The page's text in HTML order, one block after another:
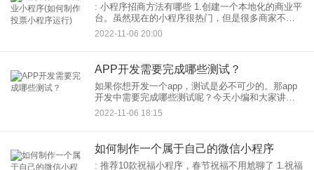
: 小程序招商方法有哪些 1.创建一个本地化的商业平
台。虽然现在的小程序很热门，但是很多商家不知
道怎么做开发小程序。毕竟小程序。一定要创建一
个本地化的商业平台。通过打造本地化的商业平
2022-11-06 20:00
APP开发需要完成哪些测试？
如果你想开发一个app，测试是必不可少的。那app
开发中需要完成哪些测试呢？今天小编和大家讲解
下。 按以往传统开发流程，app开发需要经过需求分
析
2022-11-06 18:15
如何制作一个属于自己的微信小程序
: 推荐10款祝福小程序，春节祝福不用尬聊了 1.祝福